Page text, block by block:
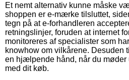
Et nemt alternativ kunne måske
shoppen er e-mærke tilsluttet,
tegn på at e-forhandleren
retningslinjer, foruden at internet
monitoreres af specialister som
knowhow om vilkårene. Desuden
en hjælpende hånd, når du møder
med dit køb.